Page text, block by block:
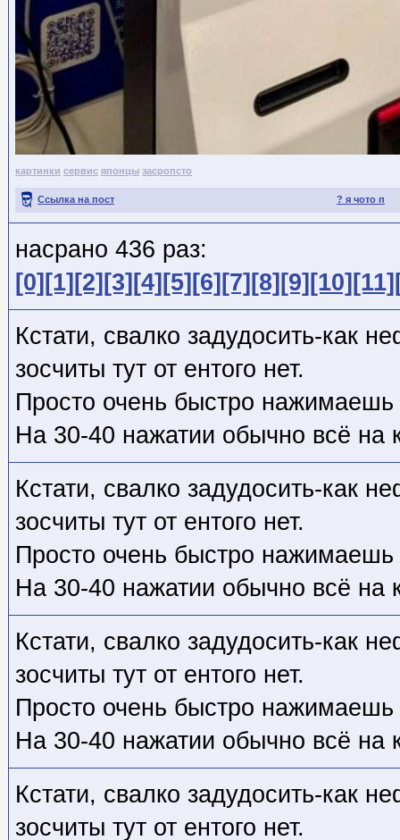
картинки сервис японцы засропсто
? я чото п
Ссылка на пост
насрано 436 раз:
[0] [1] [2] [3] [4] [5] [6] [7] [8] [9] [10] [11]
Кстати, свалко задудосить-как
зосчиты тут от ентого нет.
Просто очень быстро нажимаешь
На 30-40 нажатии обычно всё на
Кстати, свалко задудосить-как
зосчиты тут от ентого нет.
Просто очень быстро нажимаешь
На 30-40 нажатии обычно всё на
Кстати, свалко задудосить-как
зосчиты тут от ентого нет.
Просто очень быстро нажимаешь
На 30-40 нажатии обычно всё на
Кстати, свалко задудосить-как
зосчиты тут от ентого нет.